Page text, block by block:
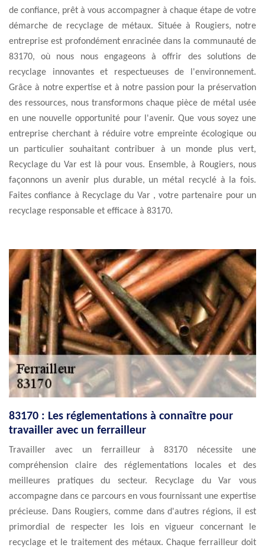
de confiance, prêt à vous accompagner à chaque étape de votre
démarche de recyclage de métaux. Située à Rougiers, notre
entreprise est profondément enracinée dans la communauté de
83170, où nous nous engageons à offrir des solutions de
recyclage innovantes et respectueuses de l'environnement.
Grâce à notre expertise et à notre passion pour la préservation
des ressources, nous transformons chaque pièce de métal usée
en une nouvelle opportunité pour l'avenir. Que vous soyez une
entreprise cherchant à réduire votre empreinte écologique ou
un particulier souhaitant contribuer à un monde plus vert,
Recyclage du Var est là pour vous. Ensemble, à Rougiers, nous
façonnons un avenir plus durable, un métal recyclé à la fois.
Faites confiance à Recyclage du Var , votre partenaire pour un
recyclage responsable et efficace à 83170.
83170 : Les réglementations à connaître pour
travailler avec un ferrailleur
Travailler avec un ferrailleur à 83170 nécessite une
compréhension claire des réglementations locales et des
meilleures pratiques du secteur. Recyclage du Var vous
accompagne dans ce parcours en vous fournissant une expertise
précieuse. Dans Rougiers, comme dans d'autres régions, il est
primordial de respecter les lois en vigueur concernant le
recyclage et le traitement des métaux. Chaque ferrailleur doit